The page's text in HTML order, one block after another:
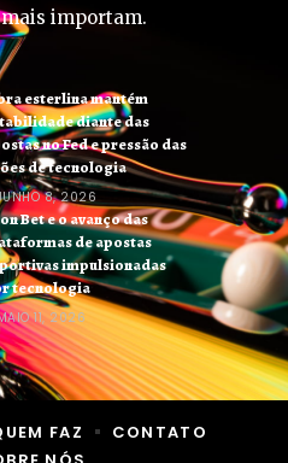
importam.
esterlina mantém
diante das
no Fed e pressão das
de tecnologia
8, 2026
Bet e o avanço das
de apostas
impulsionadas
tecnologia
11, 2026
FAZ
CONTATO